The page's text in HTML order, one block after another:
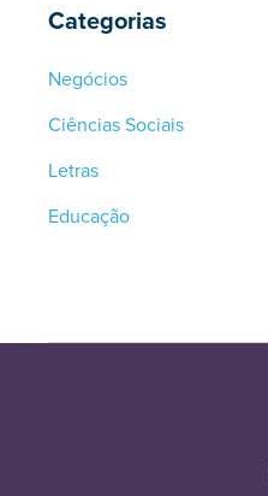
Categorias
Negócios
Ciências Sociais
Letras
Educação